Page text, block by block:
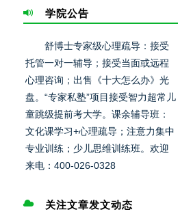
学院公告
舒博士专家级心理疏导：接受
托管一对一辅导；接受当面或远程
心理咨询；出售《十大怎么办》光
盘。“专家私塾”项目接受智力超常儿
童跳级提前考大学。课余辅导班：
文化课学习+心理疏导；注意力集中
专业训练；少儿思维训练班。欢迎
来电：400-026-0328
关注文章发文动态